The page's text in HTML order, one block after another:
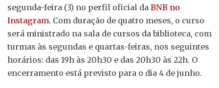
segunda-feira (3) no perfil oficial da BNB no
Instagram. Com duração de quatro meses, o curso
será ministrado na sala de cursos da biblioteca, com
turmas às segundas e quartas-feiras, nos seguintes
horários: das 19h às 20h30 e das 20h30 às 22h. O
encerramento está previsto para o dia 4 de junho.